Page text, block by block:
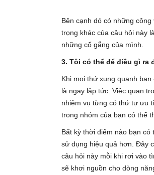
Bên cạnh dó có những
trọng khác của câu hỏi này
những cố gắng của mình.
3. Tôi có thể để điều gì ra
Khi mọi thứ xung quanh
là ngay lập tức. Việc quan
nhiệm vụ từng có thứ tự ưu
trong nhóm của bạn có thể
Bất kỳ thời điểm nào bạn
sử dụng hiệu quả hơn. Đây
câu hỏi này mỗi khi rơi vào
sẽ khơi nguồn cho dòng